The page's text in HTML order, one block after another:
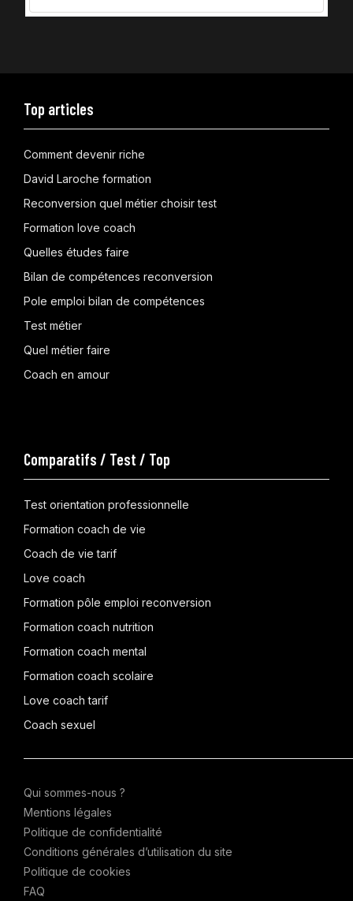
Top articles
Comment devenir riche
David Laroche formation
Reconversion quel métier choisir test
Formation love coach
Quelles études faire
Bilan de compétences reconversion
Pole emploi bilan de compétences
Test métier
Quel métier faire
Coach en amour
Comparatifs / Test / Top
Test orientation professionnelle
Formation coach de vie
Coach de vie tarif
Love coach
Formation pôle emploi reconversion
Formation coach nutrition
Formation coach mental
Formation coach scolaire
Love coach tarif
Coach sexuel
Qui sommes-nous ?
Mentions légales
Politique de confidentialité
Conditions générales d’utilisation du site
Politique de cookies
FAQ